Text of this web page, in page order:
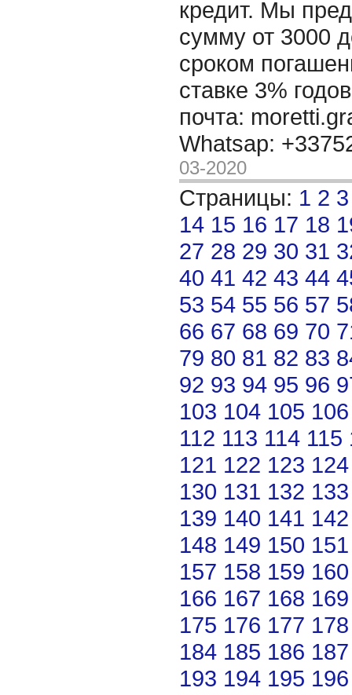
кредит. Мы
сумму от 3000
сроком
ставке 3%
почта:
Whatsap:
03-2020
Страницы: 1 2 3
14 15 16 17 18
27 28 29 30 31
40 41 42 43 44
53 54 55 56 57
66 67 68 69 70
79 80 81 82 83
92 93 94 95 96
103 104 105 106
112 113 114 115
121 122 123 124
130 131 132 133
139 140 141 142
148 149 150 151
157 158 159 160
166 167 168 169
175 176 177 178
184 185 186 187
193 194 195 196